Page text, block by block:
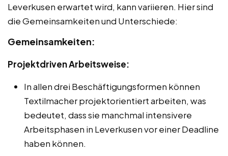
Leverkusen erwartet wird, kann variieren. Hier sind
die Gemeinsamkeiten und Unterschiede:
Gemeinsamkeiten:
Projektdriven Arbeitsweise:
In allen drei Beschäftigungsformen können
Textilmacher projektorientiert arbeiten, was
bedeutet, dass sie manchmal intensivere
Arbeitsphasen in Leverkusen vor einer Deadline
haben können.